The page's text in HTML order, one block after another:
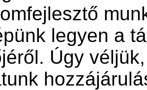
legyen a
Úgy